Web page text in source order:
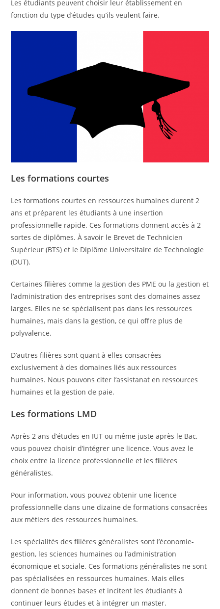
Les étudiants peuvent choisir leur établissement en
fonction du type d’études qu’ils veulent faire.
Les formations courtes
Les formations courtes en ressources humaines durent 2
ans et préparent les étudiants à une insertion
professionnelle rapide. Ces formations donnent accès à 2
sortes de diplômes. À savoir le Brevet de Technicien
Supérieur (BTS) et le Diplôme Universitaire de Technologie
(DUT).
Certaines filières comme la gestion des PME ou la gestion et
l’administration des entreprises sont des domaines assez
larges. Elles ne se spécialisent pas dans les ressources
humaines, mais dans la gestion, ce qui offre plus de
polyvalence.
D’autres filières sont quant à elles consacrées
exclusivement à des domaines liés aux ressources
humaines. Nous pouvons citer l’assistanat en ressources
humaines et la gestion de paie.
Les formations LMD
Après 2 ans d’études en IUT ou même juste après le Bac,
vous pouvez choisir d’intégrer une licence. Vous avez le
choix entre la licence professionnelle et les filières
généralistes.
Pour information, vous pouvez obtenir une licence
professionnelle dans une dizaine de formations consacrées
aux métiers des ressources humaines.
Les spécialités des filières généralistes sont l’économie-
gestion, les sciences humaines ou l’administration
économique et sociale. Ces formations généralistes ne sont
pas spécialisées en ressources humaines. Mais elles
donnent de bonnes bases et incitent les étudiants à
continuer leurs études et à intégrer un master.